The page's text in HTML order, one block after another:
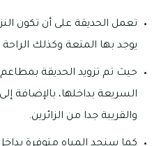
تعمل الحديقة على أن تكون
يوجد بها المتعة وكذلك الراحة
حيث تم تزويد الحديقة
السريعة بداخلها، بالإضافة
والقريبة جدا من الزائرين.
كما سنجد المياه متوفرة